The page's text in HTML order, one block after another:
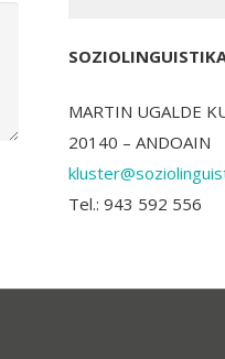
MARTIN UGALDE
20140 – ANDOAIN
Tel.: 943 592 556